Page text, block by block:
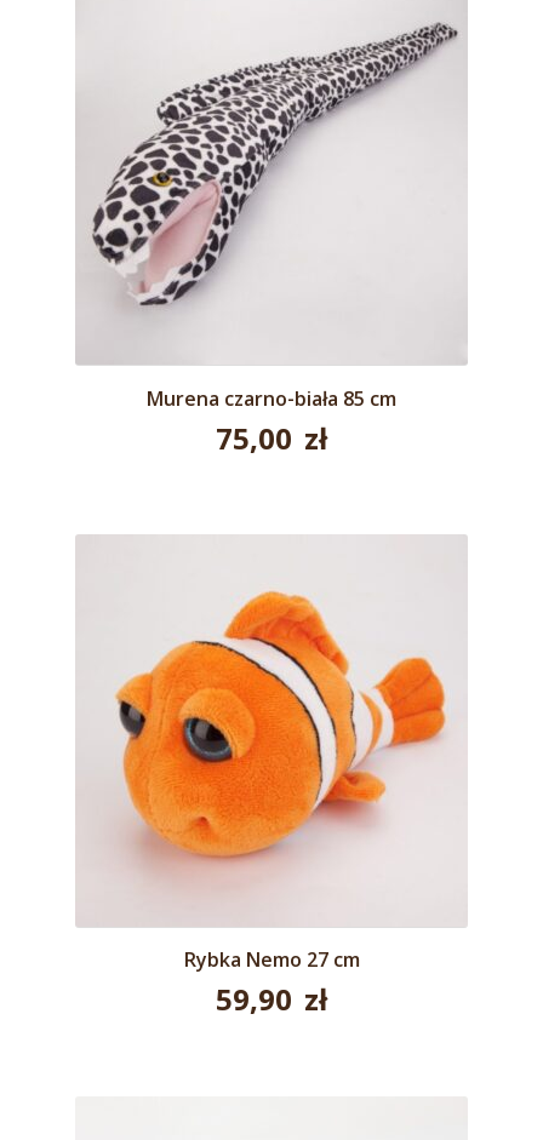
Murena czarno-biała 85 cm
75,00 zł
Rybka Nemo 27 cm
59,90 zł